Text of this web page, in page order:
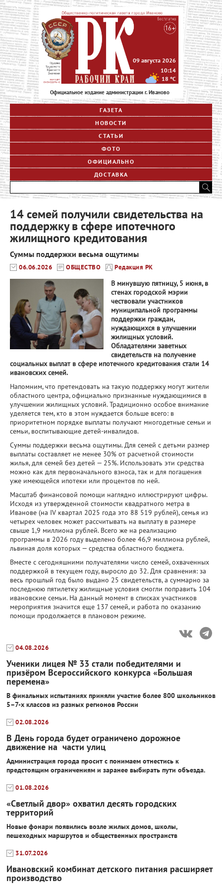
Официальное издание администрации г. Иваново
09 августа 2026
10:14
18 °C
ГАЗЕТА
НОВОСТИ
СТАТЬИ
ФОТО
ОФИЦИАЛЬНО
ДОСТАВКА
14 семей получили свидетельства на
поддержку в сфере ипотечного
жилищного кредитования
Суммы поддержки весьма ощутимы
06.06.2026 ОБЩЕСТВО Редакция РК
В минувшую пятницу, 5 июня, в
стенах городской мэрии
чествовали участников
муниципальной программы
поддержки граждан,
нуждающихся в улучшении
жилищных условий.
Обладателями заветных
свидетельств на получение
социальных выплат в сфере ипотечного кредитования стали 14
ивановских семей.
Напомним, что претендовать на такую поддержку могут жители
областного центра, официально признанные нуждающимися в
улучшении жилищных условий. Традиционно особое внимание
уделяется тем, кто в этом нуждается больше всего: в
приоритетном порядке выплаты получают многодетные семьи и
семьи, воспитывающие детей-инвалидов.
Суммы поддержки весьма ощутимы. Для семей с детьми размер
выплаты составляет не менее 30% от расчетной стоимости
жилья, для семей без детей — 25%. Использовать эти средства
можно как для первоначального взноса, так и для погашения
уже имеющейся ипотеки или процентов по ней.
Масштаб финансовой помощи наглядно иллюстрируют цифры.
Исходя из утвержденной стоимости квадратного метра в
Иванове (на IV квартал 2025 года это 88 519 рублей), семья из
четырех человек может рассчитывать на выплату в размере
свыше 1,9 миллиона рублей. Всего же на реализацию
программы в 2026 году выделено более 46,9 миллиона рублей,
львиная доля которых — средства областного бюджета.
Вместе с сегодняшними получателями число семей, охваченных
поддержкой в текущем году, выросло до 32. Для сравнения: за
весь прошлый год было выдано 25 свидетельств, а суммарно за
последнюю пятилетку жилищные условия смогли поправить 104
ивановские семьи. На данный момент в списках участников
мероприятия значится еще 137 семей, и работа по оказанию
помощи продолжается в плановом режиме.
04.08.2026
Ученики лицея № 33 стали победителями и
призёром Всероссийского конкурса «Большая
перемена»
В финальных испытаниях приняли участие более 800 школьников
5–7-х классов из разных регионов России
02.08.2026
В День города будет ограничено дорожное
движение на части улиц
Администрация города просит с понимаем отнестись к
предстоящим ограничениям и заранее выбирать пути объезда.
01.08.2026
«Светлый двор» охватил десять городских
территорий
Новые фонари появились возле жилых домов, школы,
пешеходных маршрутов и общественных пространств
31.07.2026
Ивановский комбинат детского питания расширяет
производство